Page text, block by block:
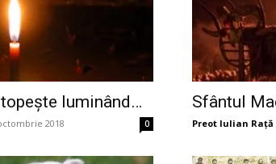
luminând…
2018 0
Sfântul
Preot Iulian Raţă